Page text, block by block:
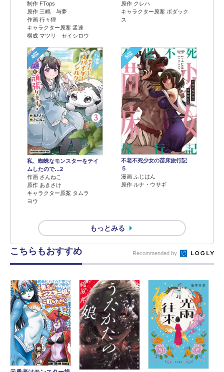
制作 FTops
原作 三嶋 与夢
作画 行々狸
キャラクター原案 孟達
構成 マツリ セイシロウ
原作 クレハ
キャラクター原案 ボダック
ス
4位
私、蜘蛛なモンスターをテイ
ムしたので…2
作画 さんねこ
原作 あきさけ
キャラクター原案 タムラ
ヨウ
5位
不老不死少女の苗床旅行記
５
漫画 ふじはん
原作 ルナ・ウサギ
もっとみる
こちらもおすすめ Recommended by